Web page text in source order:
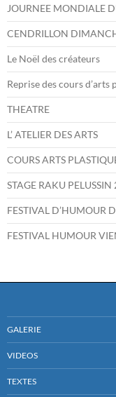
JOURNEE MONDIALE
CENDRILLON
Le Noël des créateurs
Reprise des cours
THEATRE
L’ ATELIER DES ARTS
COURS ARTS
STAGE RAKU PELUSSIN
FESTIVAL D’HUMOUR
FESTIVAL HUMOUR
GALERIE
VIDEOS
TEXTES